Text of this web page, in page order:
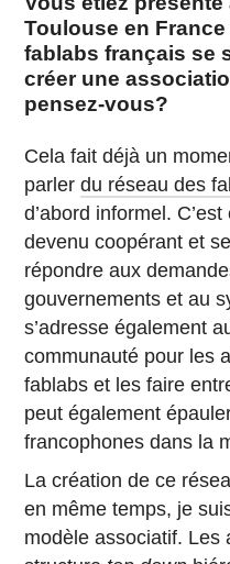
Toulouse en
fablabs français se
créer une
pensez-vous?
Cela fait déjà un
parlerdu réseau des
d’abord informel.
devenu coopérant et
répondre aux
gouvernements et au
s’adresse également
communauté pour les
fablabs et les faire
peut également
francophones dans la
La création de ce
en même temps, je
modèle associatif. Les